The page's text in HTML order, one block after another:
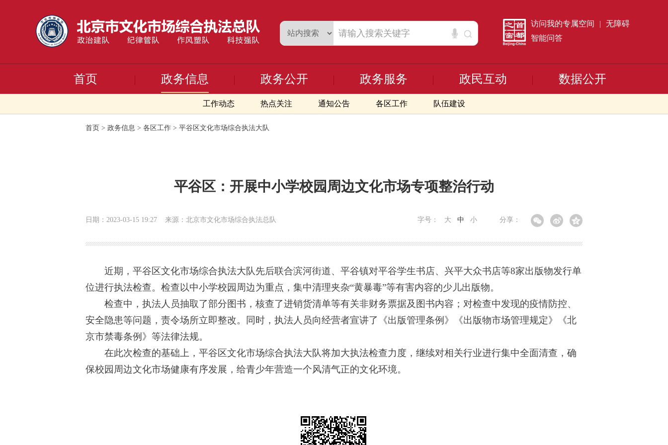
访问我的专属空间 |
无障碍
智能问答
首页 政务信息
工作动态 热点关注 通知公告 各区工作 队伍建设
政务公开 政务服务 政民互动 数据公开
首页 > 政务信息 > 各区工作 > 平谷区文化市场综合执法大队
平谷区：开展中小学校园周边文化市场专项整治行动
日期：2023-03-15 19:27 来源：北京市文化市场综合执法总队 分享：
字号： 大 中 小
近期，平谷区文化市场综合执法大队先后联合滨河街道、平谷镇对平谷学生书店、兴平大众书店等8家出版物发行单
位进行执法检查。检查以中小学校园周边为重点，集中清理夹杂“黄暴毒”等有害内容的少儿出版物。
检查中，执法人员抽取了部分图书，核查了进销货清单等有关非财务票据及图书内容；对检查中发现的疫情防控、
安全隐患等问题，责令场所立即整改。同时，执法人员向经营者宣讲了《出版管理条例》《出版物市场管理规定》《北
京市禁毒条例》等法律法规。
在此次检查的基础上，平谷区文化市场综合执法大队将加大执法检查力度，继续对相关行业进行集中全面清查，确
保校园周边文化市场健康有序发展，给青少年营造一个风清气正的文化环境。